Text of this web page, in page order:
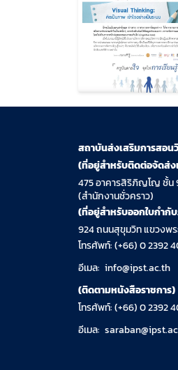
สถาบันส่งเสริมการสอน
(ที่อยู่สำหรับติดต่อจัดส่ง
475 อาคารสิริภิญโญ ชั้น
(สำนักงานชั่วคราว)
(ที่อยู่สำหรับออกใบกำกั
924 ถนนสุขุมวิท แขวงพร
โทรศัพท์: (+66) 0 2392
อีเมล: info@ipst.ac.th
(ติดตามหนังสือราชการ)
โทรศัพท์: (+66) 0 2392
อีเมล: